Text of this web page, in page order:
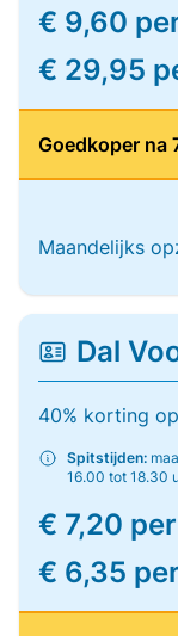
€ 9,60
€ 29,95
Goedkoper na
Maandelijks
Dal
40% korting
Spitstijden:
16.00 tot 18.30
€ 7,20
€ 6,35